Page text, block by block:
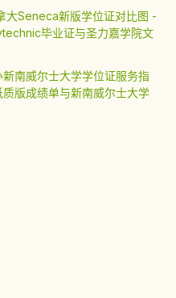
大Seneca新版学位证对比图 -
毕业证与圣力嘉学院文
南威尔士大学学位证服务指
版成绩单与新南威尔士大学